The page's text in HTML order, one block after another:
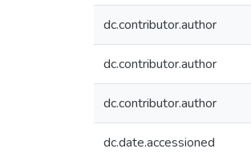
dc.contributor.author
dc.contributor.author
dc.contributor.author
dc.date.accessioned